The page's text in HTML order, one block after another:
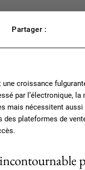
Partager :
croissance
par l’électronique,
mais nécessitent
des plateformes de